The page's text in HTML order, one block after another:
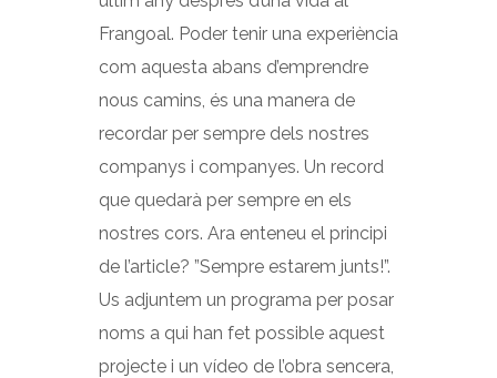
Frangoal. Poder tenir una experiència
com aquesta abans d’emprendre
nous camins, és una manera de
recordar per sempre dels nostres
companys i companyes. Un record
que quedarà per sempre en els
nostres cors. Ara enteneu el principi
de l’article? ”Sempre estarem junts!”.
Us adjuntem un programa per posar
noms a qui han fet possible aquest
projecte i un vídeo de l’obra sencera,